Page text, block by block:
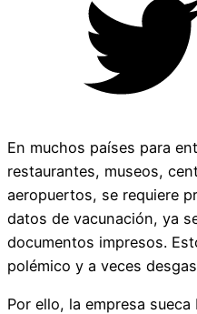
En muchos países para
restaurantes, museos,
aeropuertos, se requiere
datos de vacunación, ya
documentos impresos.
polémico y a veces
Por ello, la empresa